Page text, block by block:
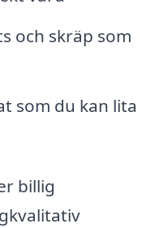
och skräp som
som du kan lita
billig